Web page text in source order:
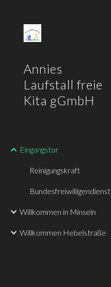
Annies
Laufstall freie
Kita gGmbH
Eingangstor
Reinigungskraft
Bundesfreiwilligendienst
Willkommen in Minseln
Willkommen Hebelstraße